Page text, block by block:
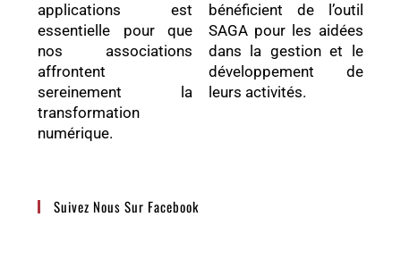
applications est
essentielle pour que
nos associations
affrontent
sereinement la
transformation
numérique.
bénéficient de l’outil
SAGA pour les aidées
dans la gestion et le
développement de
leurs activités.
Suivez Nous Sur Facebook